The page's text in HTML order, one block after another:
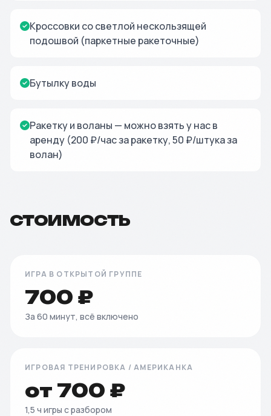
Кроссовки со светлой нескользящей
подошвой (паркетные ракеточные)
Бутылку воды
Ракетку и воланы — можно взять у нас в
аренду (200 ₽/час за ракетку, 50 ₽/штука за
волан)
СТОИМОСТЬ
ИГРА В ОТКРЫТОЙ ГРУППЕ
700 ₽
За 60 минут, всё включено
ИГРОВАЯ ТРЕНИРОВКА / АМЕРИКАНКА
от 700 ₽
1,5 ч игры с разбором